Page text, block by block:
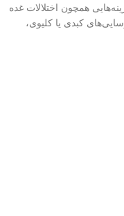
همچون اختلالات غده
کبدی یا کلیوی،